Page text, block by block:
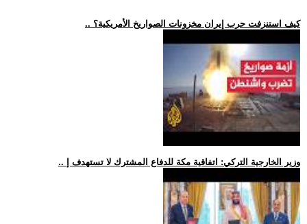
.. كيف استنزفت حرب إيران مخزونات الصواريخ الأمريكية؟
.. وزير الخارجية التركي: اتفاقية مكة للدفاع المشترك لا تستهدف إ